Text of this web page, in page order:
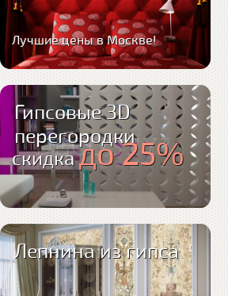
Лучшие цены в Москве!
Гипсовые 3D
перегородки
скидкадо 25%
Лепнина из гипса